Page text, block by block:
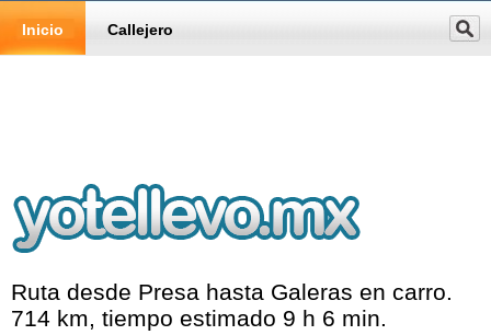
Inicio Callejero
Ruta desde Presa hasta Galeras en carro.
714 km, tiempo estimado 9 h 6 min.